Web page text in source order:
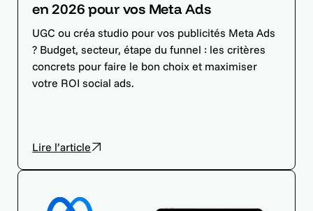
en 2026 pour vos Meta Ads
UGC ou créa studio pour vos publicités Meta Ads
? Budget, secteur, étape du funnel : les critères
concrets pour faire le bon choix et maximiser
votre ROI social ads.
Lire l’article